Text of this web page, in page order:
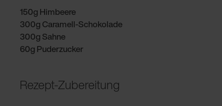
150g Himbeere
300g Caramell-Schokolade
300g Sahne
60g Puderzucker
Rezept-Zubereitung